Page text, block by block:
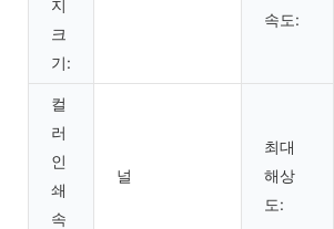
지
크
기:
속도:
컬
러
인
쇄
속
널
최대
해상
도: